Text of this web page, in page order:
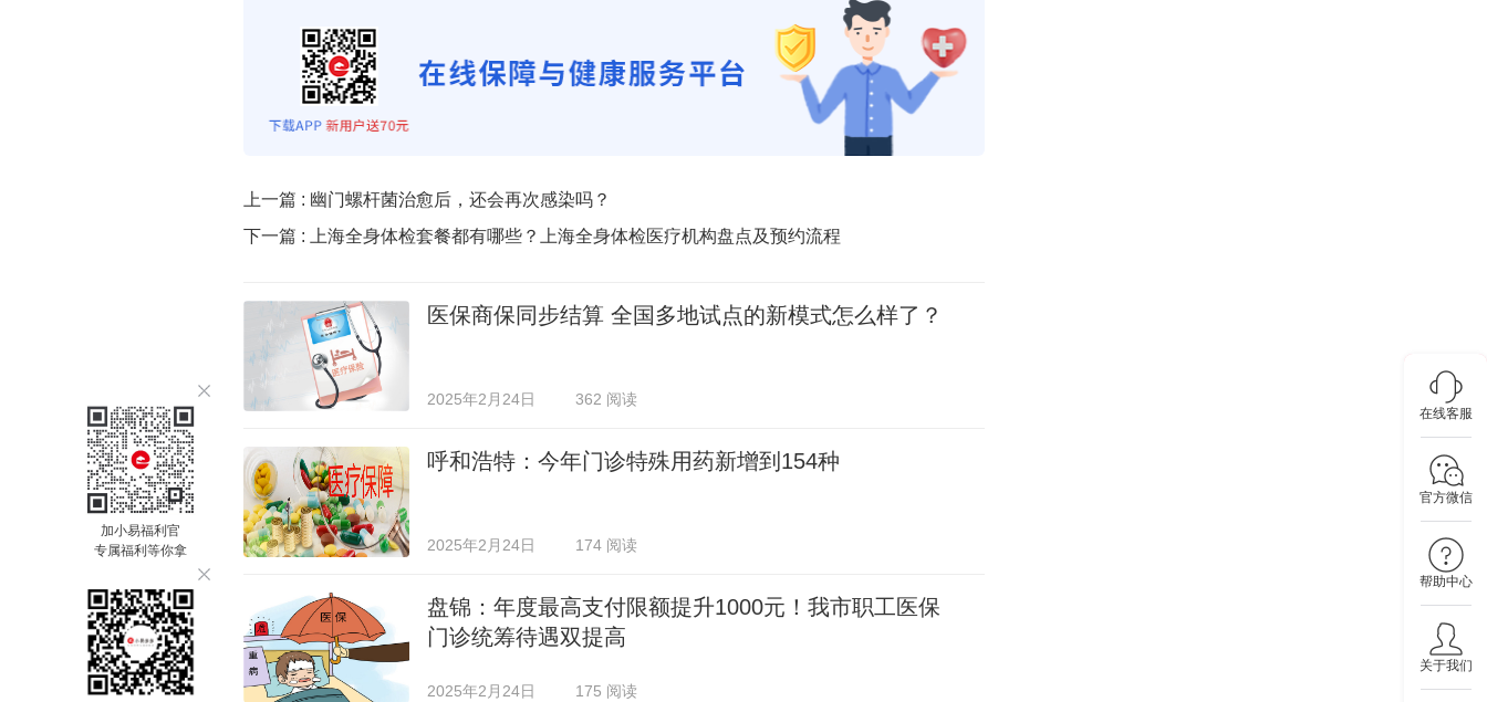
在线客服
官方微信
帮助中心
关于我们
加小易福利官
专属福利等你拿
上一篇 : 幽门螺杆菌治愈后，还会再次感染吗？
下一篇 :
上海全身体检套餐都有哪些？上海全身体检医疗机构盘点及预约流程
医保商保同步结算 全国多地试点的新模式怎么样了？
2025年2月24日 362 阅读
呼和浩特：今年门诊特殊用药新增到154种
2025年2月24日 174 阅读
盘锦：年度最高支付限额提升1000元！我市职工医保
门诊统筹待遇双提高
2025年2月24日 175 阅读